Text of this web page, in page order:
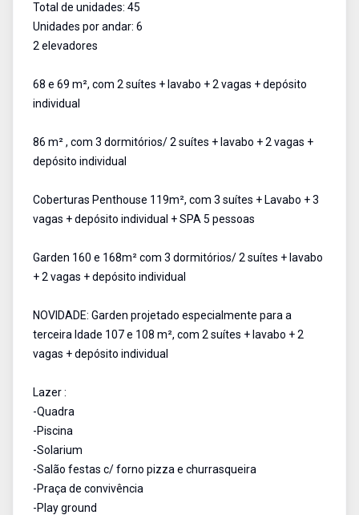
Total de unidades: 45
Unidades por andar: 6
2 elevadores
68 e 69 m², com 2 suítes + lavabo + 2 vagas + depósito
individual
86 m² , com 3 dormitórios/ 2 suítes + lavabo + 2 vagas +
depósito individual
Coberturas Penthouse 119m², com 3 suítes + Lavabo + 3
vagas + depósito individual + SPA 5 pessoas
Garden 160 e 168m² com 3 dormitórios/ 2 suítes + lavabo
+ 2 vagas + depósito individual
NOVIDADE: Garden projetado especialmente para a
terceira Idade 107 e 108 m², com 2 suítes + lavabo + 2
vagas + depósito individual
Lazer :
-Quadra
-Piscina
-Solarium
-Salão festas c/ forno pizza e churrasqueira
-Praça de convivência
-Play ground